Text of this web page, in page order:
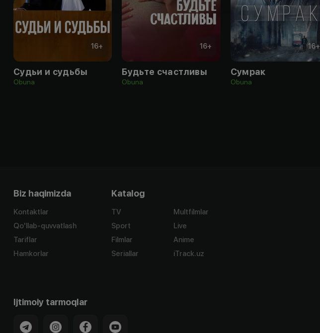
16+
Судьи и судьбы
Obuna
16+
Будьте счастливы
Obuna
16+
Сумрак
Obuna
Biz haqimizda
Kontaktlar
Qo'llab-quvvatlash
Tariflar
Hamkorlar
Katalog
TV
Sport
Filmlar
Seriallar
Multfilmlar
Live
Anime
iTrack.uz
Ijtimoiy tarmoqlar